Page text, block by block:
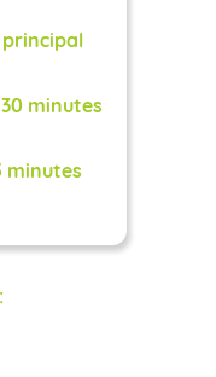
30 minutes
minutes